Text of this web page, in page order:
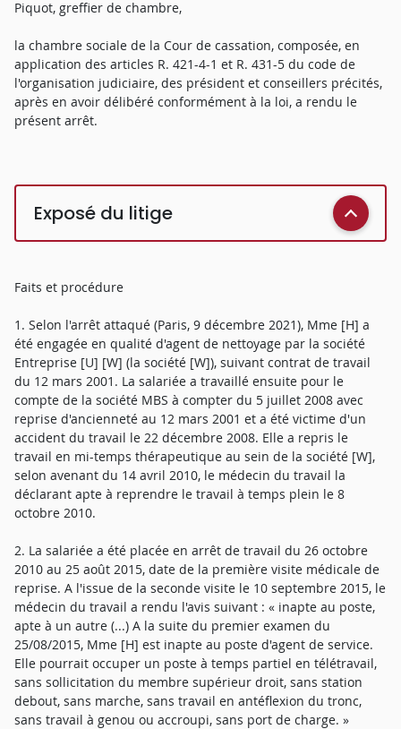
Piquot, greffier de chambre,
la chambre sociale de la Cour de cassation, composée, en
application des articles R. 421-4-1 et R. 431-5 du code de
l'organisation judiciaire, des président et conseillers précités,
après en avoir délibéré conformément à la loi, a rendu le
présent arrêt.
Exposé du litige
Faits et procédure
1. Selon l'arrêt attaqué (Paris, 9 décembre 2021), Mme [H] a
été engagée en qualité d'agent de nettoyage par la société
Entreprise [U] [W] (la société [W]), suivant contrat de travail
du 12 mars 2001. La salariée a travaillé ensuite pour le
compte de la société MBS à compter du 5 juillet 2008 avec
reprise d'ancienneté au 12 mars 2001 et a été victime d'un
accident du travail le 22 décembre 2008. Elle a repris le
travail en mi-temps thérapeutique au sein de la société [W],
selon avenant du 14 avril 2010, le médecin du travail la
déclarant apte à reprendre le travail à temps plein le 8
octobre 2010.
2. La salariée a été placée en arrêt de travail du 26 octobre
2010 au 25 août 2015, date de la première visite médicale de
reprise. A l'issue de la seconde visite le 10 septembre 2015, le
médecin du travail a rendu l'avis suivant : « inapte au poste,
apte à un autre (...) A la suite du premier examen du
25/08/2015, Mme [H] est inapte au poste d'agent de service.
Elle pourrait occuper un poste à temps partiel en télétravail,
sans sollicitation du membre supérieur droit, sans station
debout, sans marche, sans travail en antéflexion du tronc,
sans travail à genou ou accroupi, sans port de charge. »